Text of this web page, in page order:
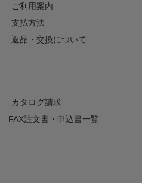
ご利用案内
支払方法
返品・交換について
カタログ請求
FAX注文書・申込書一覧